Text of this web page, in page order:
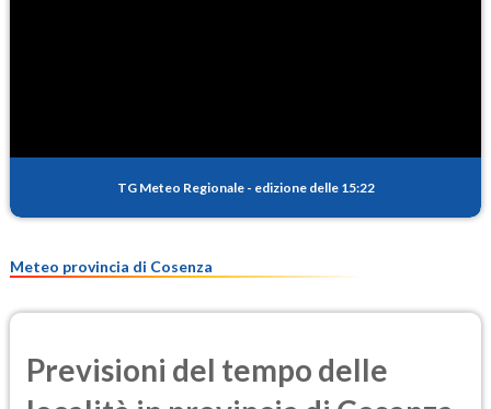
TG Meteo Regionale - edizione delle 15:22
Meteo provincia di Cosenza
Previsioni del tempo delle